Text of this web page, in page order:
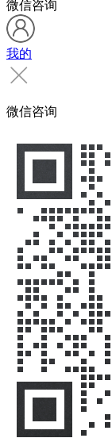
微信咨询
我的
微信咨询